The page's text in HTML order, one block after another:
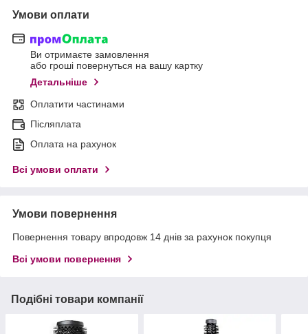
Умови оплати
Ви отримаєте замовлення
або гроші повернуться на вашу картку
Детальніше
Оплатити частинами
Післяплата
Оплата на рахунок
Всі умови оплати
Умови повернення
Повернення товару впродовж 14 днів за рахунок покупця
Всі умови повернення
Подібні товари компанії